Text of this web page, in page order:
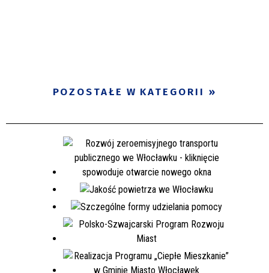
POZOSTAŁE W KATEGORII